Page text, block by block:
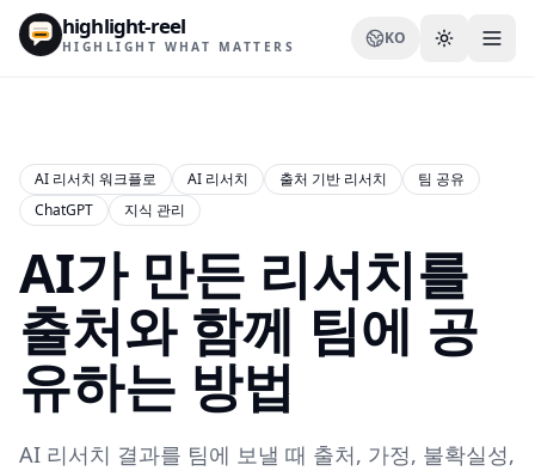
highlight-reel
HIGHLIGHT WHAT MATTERS KO
리소스
블로그
비교
템플릿
사용 사례
AI 리서치 워크플로 AI 리서치 출처 기반 리서치
팀 공유
ChatGPT
지식 관리
AI가 만든 리서치를
출처와 함께 팀에 공
유하는 방법
AI 리서치 결과를 팀에 보낼 때 출처, 가정, 불확실성,